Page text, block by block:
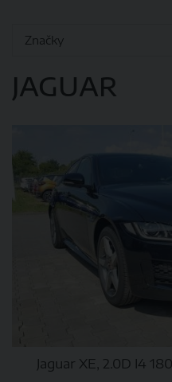
JAGUAR
Jaguar XE, 2.0D I4